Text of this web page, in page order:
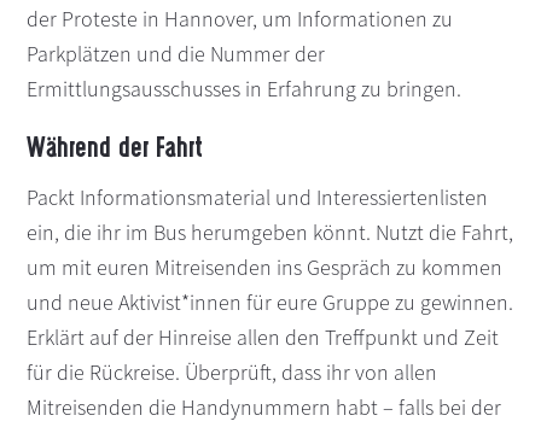
der Proteste in Hannover, um Informationen zu
Parkplätzen und die Nummer der
Ermittlungsausschusses in Erfahrung zu bringen.
Während der Fahrt
Packt Informationsmaterial und Interessiertenlisten
ein, die ihr im Bus herumgeben könnt. Nutzt die Fahrt,
um mit euren Mitreisenden ins Gespräch zu kommen
und neue Aktivist*innen für eure Gruppe zu gewinnen.
Erklärt auf der Hinreise allen den Treffpunkt und Zeit
für die Rückreise. Überprüft, dass ihr von allen
Mitreisenden die Handynummern habt – falls bei der